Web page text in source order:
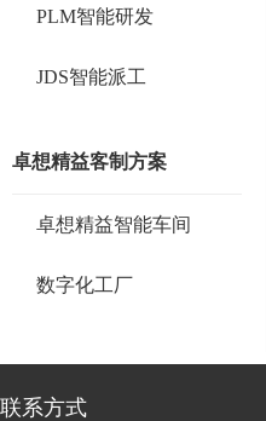
PLM智能研发
JDS智能派工
卓想精益客制方案
卓想精益智能车间
数字化工厂
联系方式